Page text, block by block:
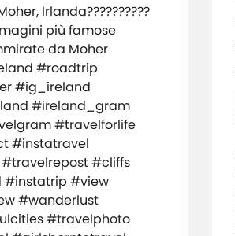
Irlanda??????????
più famose
da Moher
#roadtrip
#ig_ireland
#ireland_gram
#travelforlife
#instatravel
#cliffs
#instatrip #view
#wanderlust
#travelphoto